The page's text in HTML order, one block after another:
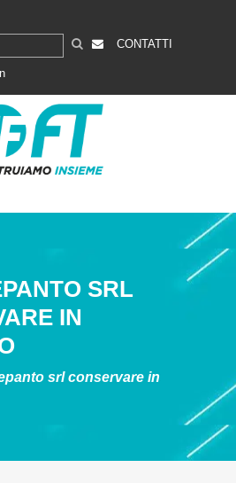
CONTATTI
SRL
IN
srlconservare in